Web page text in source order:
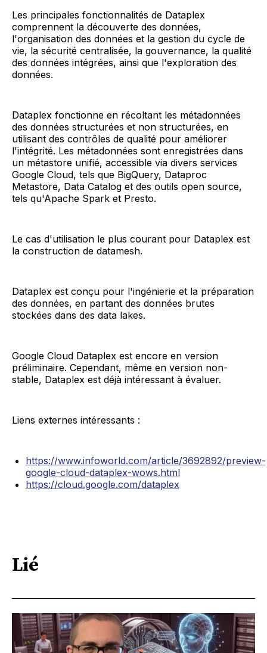
Les principales fonctionnalités de Dataplex
comprennent la découverte des données,
l'organisation des données et la gestion du cycle de
vie, la sécurité centralisée, la gouvernance, la qualité
des données intégrées, ainsi que l'exploration des
données.
Dataplex fonctionne en récoltant les métadonnées
des données structurées et non structurées, en
utilisant des contrôles de qualité pour améliorer
l'intégrité. Les métadonnées sont enregistrées dans
un métastore unifié, accessible via divers services
Google Cloud, tels que BigQuery, Dataproc
Metastore, Data Catalog et des outils open source,
tels qu'Apache Spark et Presto.
Le cas d'utilisation le plus courant pour Dataplex est
la construction de datamesh.
Dataplex est conçu pour l'ingénierie et la préparation
des données, en partant des données brutes
stockées dans des data lakes.
Google Cloud Dataplex est encore en version
préliminaire. Cependant, même en version non-
stable, Dataplex est déjà intéressant à évaluer.
Liens externes intéressants :
https://www.infoworld.com/article/3692892/preview-
google-cloud-dataplex-wows.html
https://cloud.google.com/dataplex
Lié